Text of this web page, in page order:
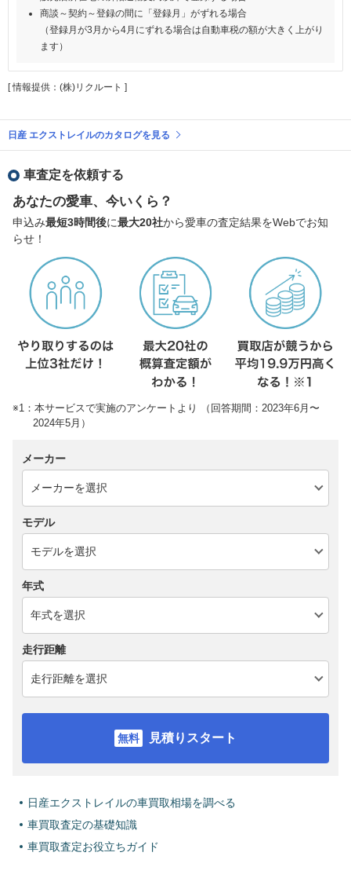
商談～契約～登録の間に「登録月」がずれる場合
（登録月が3月から4月にずれる場合は自動車税の額が大きく上がり
ます）
[ 情報提供：(株)リクルート ]
日産 エクストレイルのカタログを見る
車査定を依頼する
あなたの愛車、今いくら？
申込み最短3時間後に最大20社から愛車の査定結果をWebでお知
らせ！
※1：本サービスで実施のアンケートより （回答期間：2023年6月〜
2024年5月）
メーカー
モデル
年式
走行距離
見積りスタート
日産エクストレイルの車買取相場を調べる
車買取査定の基礎知識
車買取査定お役立ちガイド